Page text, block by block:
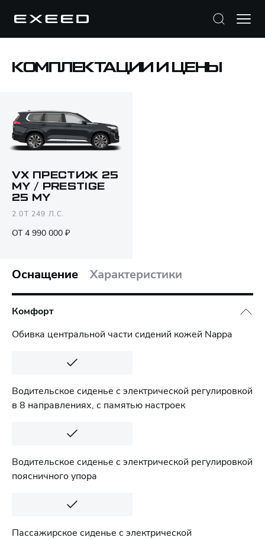
КОМПЛЕКТАЦИИ И ЦЕНЫ
VX ПРЕСТИЖ 25
MY / PRESTIGE
25 MY
2.0T 249 Л.С.
ОТ 4 990 000 ₽
Оснащение Характеристики
Комфорт
Обивка центральной части сидений кожей Nappa
Водительское сиденье с электрической регулировкой
в 8 направлениях, с памятью настроек
Водительское сиденье с электрической регулировкой
поясничного упора
Пассажирское сиденье с электрической